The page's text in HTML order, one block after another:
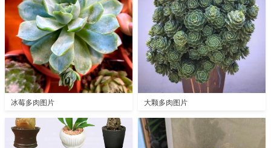
冰莓多肉图片 大颗多肉图片